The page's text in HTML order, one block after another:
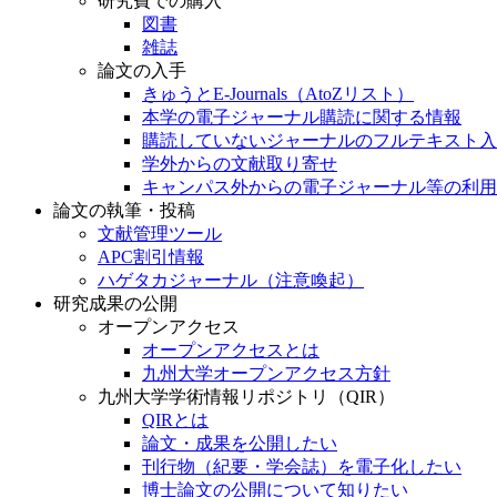
図書
雑誌
論文の入手
きゅうとE-Journals（AtoZリスト）
本学の電子ジャーナル購読に関する情報
購読していないジャーナルのフルテキスト
学外からの文献取り寄せ
キャンパス外からの電子ジャーナル等の利用
論文の執筆・投稿
文献管理ツール
APC割引情報
ハゲタカジャーナル（注意喚起）
研究成果の公開
オープンアクセス
オープンアクセスとは
九州大学オープンアクセス方針
九州大学学術情報リポジトリ（QIR）
QIRとは
論文・成果を公開したい
刊行物（紀要・学会誌）を電子化したい
博士論文の公開について知りたい